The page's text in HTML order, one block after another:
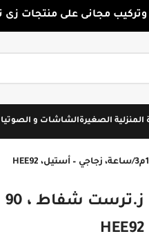
مجانى على منتجات زى
المنزلية الصغيرةالشاشات و
مجاني
HEE92